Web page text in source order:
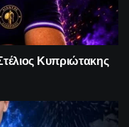
Κυπριώτακης